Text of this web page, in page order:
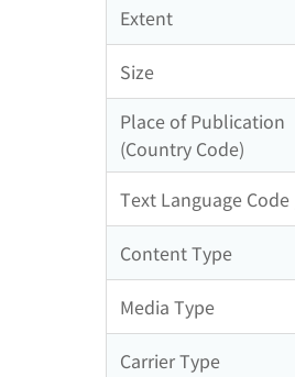
Extent
Size
Place of Publication
(Country Code)
Text Language Code
Content Type
Media Type
Carrier Type